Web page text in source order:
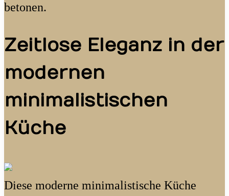
betonen.
Zeitlose Eleganz in der
modernen
minimalistischen
Küche
Diese moderne minimalistische Küche